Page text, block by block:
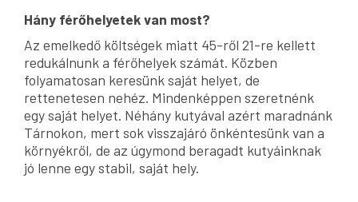
Hány férőhelyetek van most?
Az emelkedő költségek miatt 45-ről 21-re kellett
redukálnunk a férőhelyek számát. Közben
folyamatosan keresünk saját helyet, de
rettenetesen nehéz. Mindenképpen szeretnénk
egy saját helyet. Néhány kutyával azért maradnánk
Tárnokon, mert sok visszajáró önkéntesünk van a
környékről, de az úgymond beragadt kutyáinknak
jó lenne egy stabil, saját hely.